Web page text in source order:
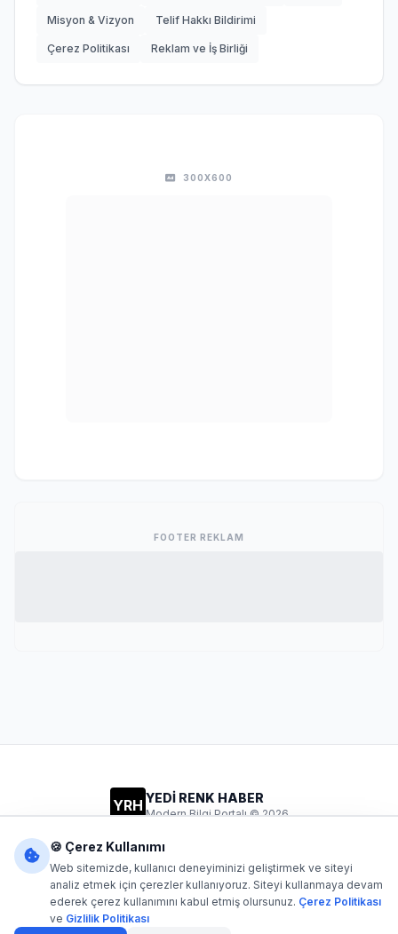
Misyon & Vizyon Telif Hakkı Bildirimi
Çerez Politikası Reklam ve İş Birliği
300X600
FOOTER REKLAM
YRH YEDİ RENK HABER
Modern Bilgi Portalı © 2026
Dijital1- Tüm hakları saklıdır. Kaynak gösterilmeden içerik
🍪 Çerez Kullanımı
Web sitemizde, kullanıcı deneyiminizi geliştirmek ve siteyi
analiz etmek için çerezler kullanıyoruz. Siteyi kullanmaya devam
ederek çerez kullanımını kabul etmiş olursunuz. Çerez Politikası
ve Gizlilik Politikası